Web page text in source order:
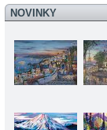
NOVINKY